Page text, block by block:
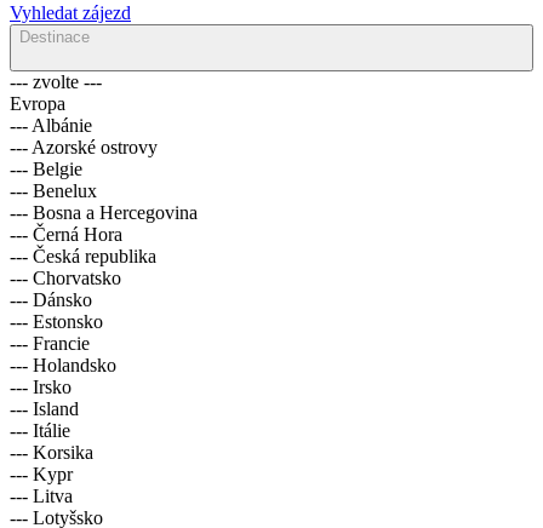
Vyhledat zájezd
Destinace
--- zvolte ---
Evropa
--- Albánie
--- Azorské ostrovy
--- Belgie
--- Benelux
--- Bosna a Hercegovina
--- Černá Hora
--- Česká republika
--- Chorvatsko
--- Dánsko
--- Estonsko
--- Francie
--- Holandsko
--- Irsko
--- Island
--- Itálie
--- Korsika
--- Kypr
--- Litva
--- Lotyšsko